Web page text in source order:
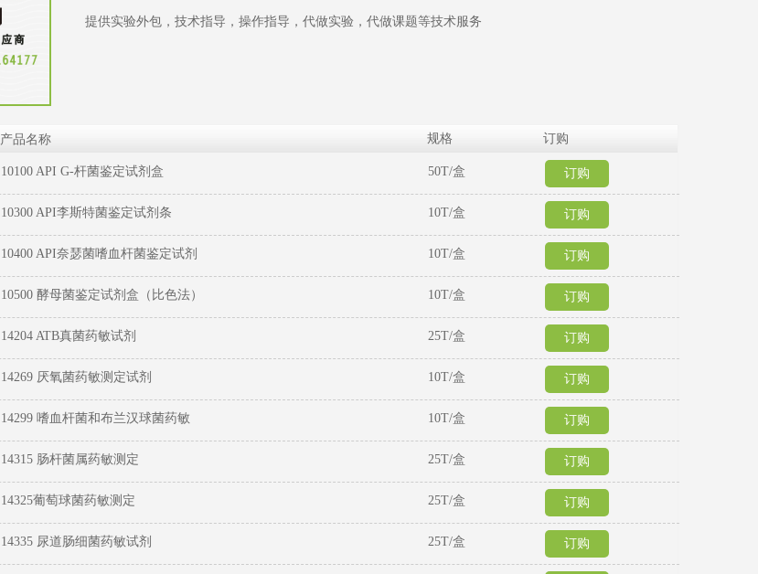
1 2 3
提供实验外包，技术指导，操作指导，代做实验，代做课题等技术服务
产品名称 规格 订购
10100 API G-杆菌鉴定试剂盒 50T/盒 订购
10300 API李斯特菌鉴定试剂条 10T/盒 订购
10400 API奈瑟菌嗜血杆菌鉴定试剂 10T/盒 订购
10500 酵母菌鉴定试剂盒（比色法） 10T/盒 订购
14204 ATB真菌药敏试剂 25T/盒 订购
14269 厌氧菌药敏测定试剂 10T/盒 订购
14299 嗜血杆菌和布兰汉球菌药敏 10T/盒 订购
14315 肠杆菌属药敏测定 25T/盒 订购
14325葡萄球菌药敏测定 25T/盒 订购
14335 尿道肠细菌药敏试剂 25T/盒 订购